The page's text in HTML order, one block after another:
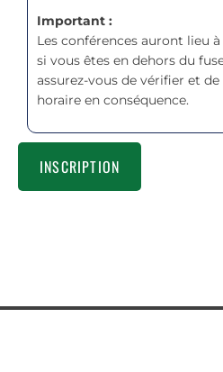
Important :
Les conférences auront lieu à
si vous êtes en dehors du
assurez-vous de vérifier et
horaire en conséquence.
INSCRIPTION